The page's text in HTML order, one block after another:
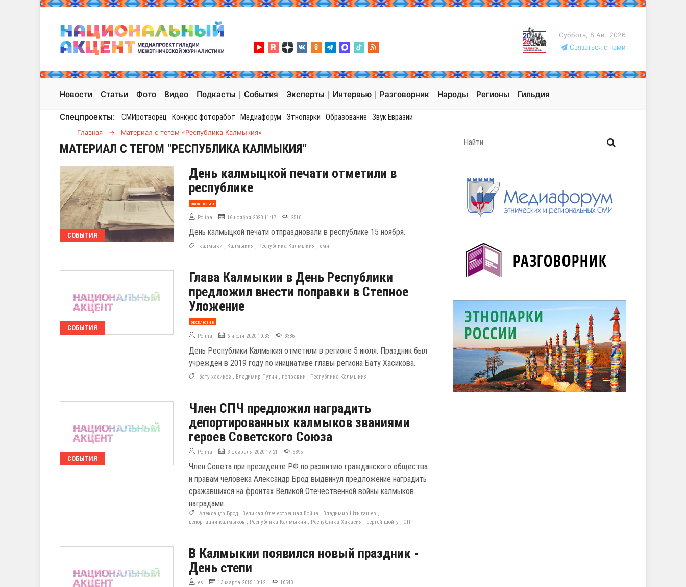
Суббота, 8 Авг 2026
Связаться с нами
Новости Статьи Фото Видео Подкасты События Эксперты Интервью Разговорник Народы Регионы Гильдия
Спецпроекты: СМИротворец Конкурс фоторабот Медиафорум Этнопарки Образование Звук Евразии
Главная → Материал с тегом «Республика Калмыкия»
МАТЕРИАЛ С ТЕГОМ "РЕСПУБЛИКА КАЛМЫКИЯ"
СОБЫТИЯ
День калмыцкой печати отметили в
республике
эксклюзив
Polina 16 ноября 2020 11:17 2510
День калмыцкой печати отпраздновали в республике 15 ноября.
калмыки , Калмыкия , Республика Калмыкия , сми
СОБЫТИЯ
Глава Калмыкии в День Республики
предложил внести поправки в Степное
Уложение
эксклюзив
Polina 6 июля 2020 10:33 3386
День Республики Калмыкия отметили в регионе 5 июля. Праздник был
учрежден в 2019 году по инициативе главы региона Бату Хасикова.
бату хасиков , Владимир Путин , поправки , Республика Калмыкия
СОБЫТИЯ
Член СПЧ предложил наградить
депортированных калмыков званиями
героев Советского Союза
Polina 3 февраля 2020 17:21 5895
Член Совета при президенте РФ по развитию гражданского общества
и правам человека Александр Брод выдвинул предложение наградить
сражавшихся на фронтах Великой Отечественной войны калмыков
наградами.
Александр Брод , Великая Отечественная Война , Владимир Штыгашев ,
депортация калмыков , Республика Калмыкия , Республика Хакасия , сергей шойгу , СПЧ
В Калмыкии появился новый праздник -
День степи
es 13 марта 2015 10:12 10543